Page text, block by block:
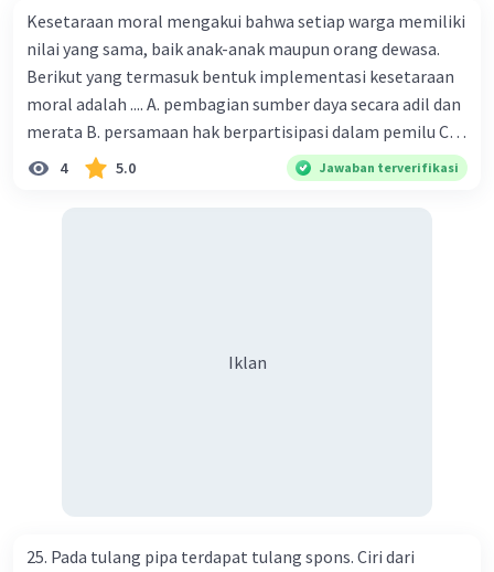
informasi pada kurikulum sejak dini d. Memberi bantuan
UMKM dengan bunga ringan
Kesetaraan moral mengakui bahwa setiap warga memiliki
nilai yang sama, baik anak-anak maupun orang dewasa.
Berikut yang termasuk bentuk implementasi kesetaraan
moral adalah .... A. pembagian sumber daya secara adil dan
merata B. persamaan hak berpartisipasi dalam pemilu C.
menghargai pendapat orang lain D. menerapkan hukum
secara adil E. merendahkan status orang lain
4 5.0 Jawaban terverifikasi
Iklan
25. Pada tulang pipa terdapat tulang spons. Ciri dari